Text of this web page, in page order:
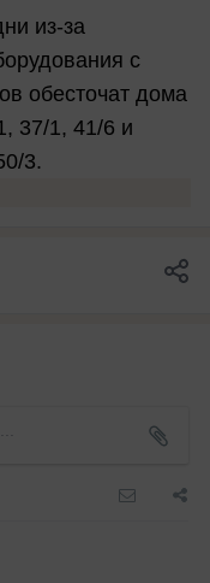
из-за
с
обесточат дома
37/1, 41/6 и
3.